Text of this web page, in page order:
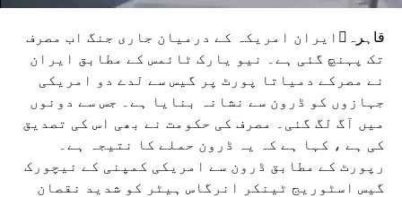
TRUMP IS ALSO DISTANCING HIMSELF FROM ISRAEL
UP
کی دھمکی سے ایران ناراض،دبائو میں نہیں کریں
بات،مذاکرات بند
DON'T MISS
منیٰ کی کیمپوں میں سعودی معلم کی خدمات میں
زبردست کمی
قاہرہایران امریکہ کے درمیان جاری جنگ اب مصرف
تک پہنچ گئی ہے۔ نیو یارک ٹائمس کے مطابق ایران
نے مصرکے دمیاتا پورٹ پر گیس سے لدے دو امریکی
جہازوں کو ڈرون سے نشانہ بنایا ہے۔ جس سے دونوں
میں آگ لگ گئی۔ مصرف کی حکومت نے بھی اس کی تصدیق
کی ہے ، کہا ہے کہ یہ ڈرون حملے کا نتیجہ ہے۔
رپورٹ کے مطابق ڈرون سے امریکی کمپنی کے نیچورک
گیس اسٹوریج ٹینکر انرگاس ہیٹر کو شدید نقصان